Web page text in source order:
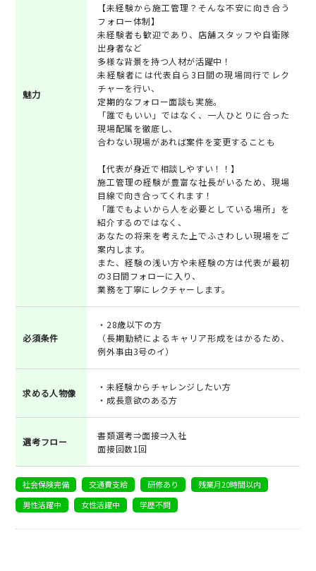
魅力
【未経験から施工管理？そんな不安に向き合う
フォロー体制】
未経験者も歓迎であり、店舗スタッフや自衛隊
出身者など
多様な背景を持つ人材が活躍中！
未経験者には代表自ら3日間の現場同行でレク
チャーを行い、
定期的なフォロー面談も実施。
「誰でもいい」ではなく、一人ひとりに合った
現場配属を徹底し、
合わない現場があれば案件を変更することも
【代表が身近で相談しやすい！！】
施工管理の経験が豊富な社長がいるため、現場
目線で向き合ってくれます！
「誰でもよいから人を必要としている場所」を
紹介するのではなく、
あなたの将来を考えた上でふさわしい現場をご
案内します。
また、経験の浅い方や未経験の方は代表が最初
の3日間フォローに入り、
業務を丁寧にレクチャーします。
必須条件
・28歳以下の方
（長期勤続によるキャリア形成をはかるため、
例外事由3号のイ）
求める人物像
・未経験からチャレンジしたい方
・成長意欲のある方
選考フロー
書類選考⇒面接⇒入社
面接回数1回
社会保険完備 交通費支給 研修あり
残業月20時間以内
男性活躍中
女性活躍中 学歴不問